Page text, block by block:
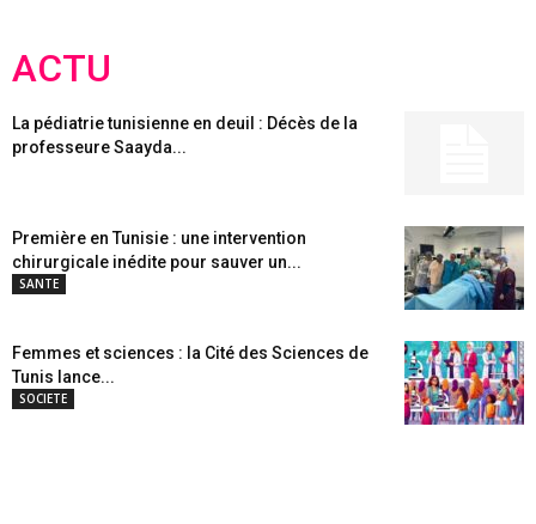
ACTU
La pédiatrie tunisienne en deuil : Décès de la
professeure Saayda...
Première en Tunisie : une intervention
chirurgicale inédite pour sauver un...
SANTE
Femmes et sciences : la Cité des Sciences de
Tunis lance...
SOCIETE